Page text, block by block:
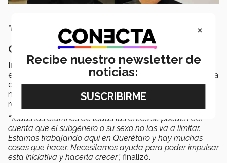
“Lo más importante es fomentar el “tú puedes” señaló.
Comunidad que crea el cambio
Incitadas por un avance colectivo, Ingenia busca a
estudiantes interesadas en formar parte del proyecto ya
que se están planeado muchas iniciativas a futuro y
necesitan de la comunidad estudiantil para poder
realizarlas.
“Todas las alumnas de todas las áreas se pueden dar
cuenta que el subgénero o su sexo no las va a limitar.
Estamos trabajando aquí en Querétaro y hay muchas
cosas que hacer. Necesitamos ayuda para poder impulsar
esta iniciativa y hacerla crecer”, finalizó.
×
Recibe nuestro newsletter de
noticias: